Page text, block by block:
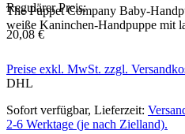
The Puppet Company Baby-
weiße Kaninchen-Handpuppe mit
Regulärer Preis:
20,08 €
Preise exkl. MwSt. zzgl.
DHL
Sofort verfügbar, Lieferzeit:
2-6 Werktage (je nach Zielland).